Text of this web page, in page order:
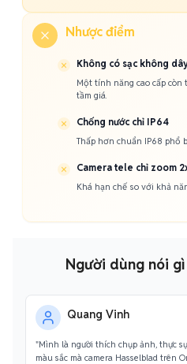
Nhược điểm
Không có sạc không
Một tính năng cao cấp
tầm giá.
Chống nước chỉ IP64
Thấp hơn chuẩn IP68 phổ
Camera tele chỉ zoom
Khá hạn chế so với khả
Người dùng nói gì
Quang Vinh
"Mình là người thích chụp ảnh, thực
màu sắc mà camera Hasselblad trên